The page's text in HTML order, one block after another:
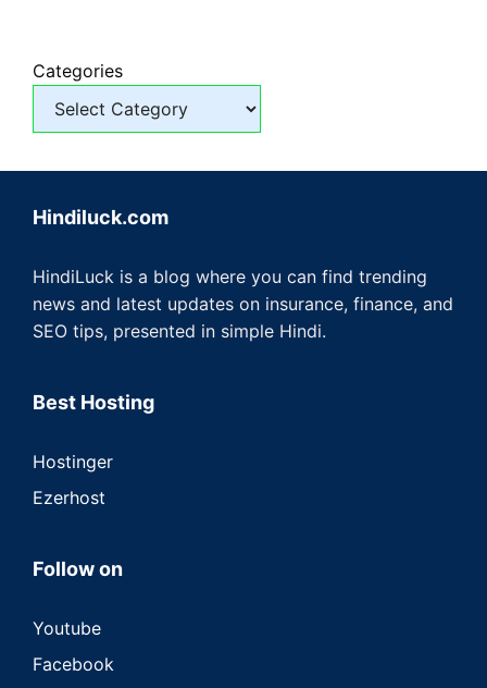
Categories
Hindiluck.com
HindiLuck is a blog where you can find trending
news and latest updates on insurance, finance, and
SEO tips, presented in simple Hindi.
Best Hosting
Hostinger
Ezerhost
Follow on
Youtube
Facebook